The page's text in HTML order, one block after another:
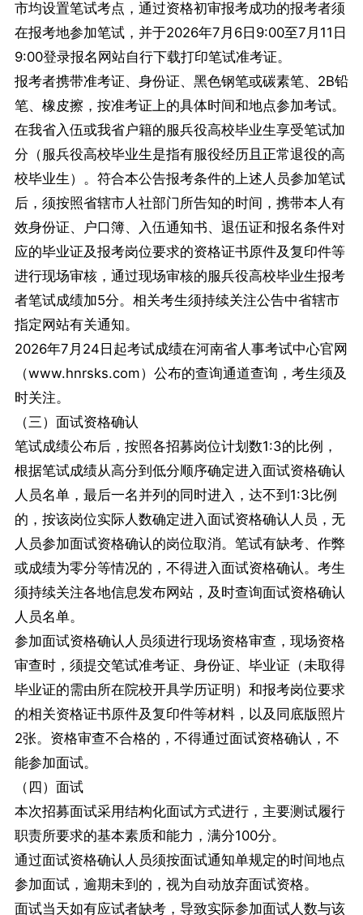
市均设置笔试考点，通过资格初审报考成功的报考者须
在报考地参加笔试，并于2026年7月6日9:00至7月11日
9:00登录报名网站自行下载打印笔试准考证。
报考者携带准考证、身份证、黑色钢笔或碳素笔、2B铅
笔、橡皮擦，按准考证上的具体时间和地点参加考试。
在我省入伍或我省户籍的服兵役高校毕业生享受笔试加
分（服兵役高校毕业生是指有服役经历且正常退役的高
校毕业生）。符合本公告报考条件的上述人员参加笔试
后，须按照省辖市人社部门所告知的时间，携带本人有
效身份证、户口簿、入伍通知书、退伍证和报名条件对
应的毕业证及报考岗位要求的资格证书原件及复印件等
进行现场审核，通过现场审核的服兵役高校毕业生报考
者笔试成绩加5分。相关考生须持续关注公告中省辖市
指定网站有关通知。
2026年7月24日起考试成绩在河南省人事考试中心官网
（www.hnrsks.com）公布的查询通道查询，考生须及
时关注。
（三）面试资格确认
笔试成绩公布后，按照各招募岗位计划数1:3的比例，
根据笔试成绩从高分到低分顺序确定进入面试资格确认
人员名单，最后一名并列的同时进入，达不到1:3比例
的，按该岗位实际人数确定进入面试资格确认人员，无
人员参加面试资格确认的岗位取消。笔试有缺考、作弊
或成绩为零分等情况的，不得进入面试资格确认。考生
须持续关注各地信息发布网站，及时查询面试资格确认
人员名单。
参加面试资格确认人员须进行现场资格审查，现场资格
审查时，须提交笔试准考证、身份证、毕业证（未取得
毕业证的需由所在院校开具学历证明）和报考岗位要求
的相关资格证书原件及复印件等材料，以及同底版照片
2张。资格审查不合格的，不得通过面试资格确认，不
能参加面试。
（四）面试
本次招募面试采用结构化面试方式进行，主要测试履行
职责所要求的基本素质和能力，满分100分。
通过面试资格确认人员须按面试通知单规定的时间地点
参加面试，逾期未到的，视为自动放弃面试资格。
面试当天如有应试者缺考，导致实际参加面试人数与该